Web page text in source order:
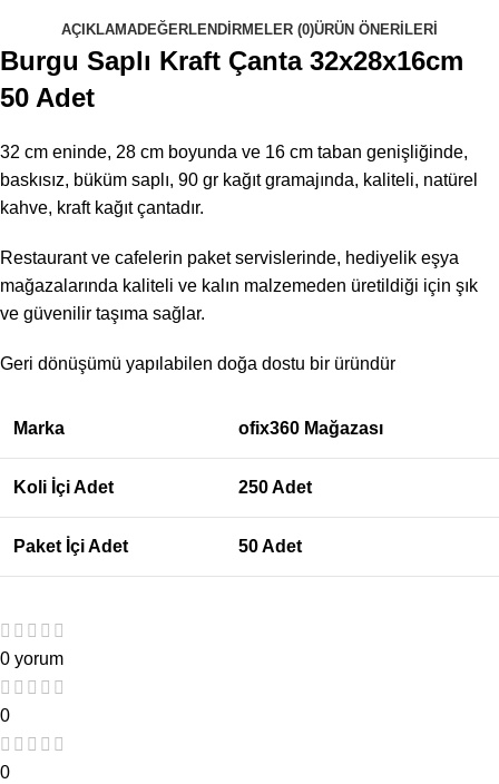
AÇIKLAMADEĞERLENDIRMELER (0)ÜRÜN ÖNERILERI
Burgu Saplı Kraft Çanta 32x28x16cm
50 Adet
32 cm eninde, 28 cm boyunda ve 16 cm taban genişliğinde,
baskısız, büküm saplı, 90 gr kağıt gramajında, kaliteli, natürel
kahve, kraft kağıt çantadır.
Restaurant ve cafelerin paket servislerinde, hediyelik eşya
mağazalarında kaliteli ve kalın malzemeden üretildiği için şık
ve güvenilir taşıma sağlar.
Geri dönüşümü yapılabilen doğa dostu bir üründür
Marka ofix360 Mağazası
Koli İçi Adet 250 Adet
Paket İçi Adet 50 Adet
0 yorum
0
0